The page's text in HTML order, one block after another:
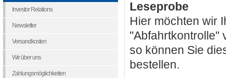
Leseprobe
Hier möchten wir
"Abfahrtkontrolle"
so können Sie
bestellen.
Investor Relations
Newsletter
Versandkosten
Wir über uns
Zahlungsmöglichkeiten